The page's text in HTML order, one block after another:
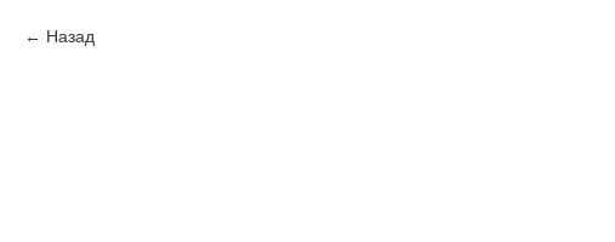
Назад